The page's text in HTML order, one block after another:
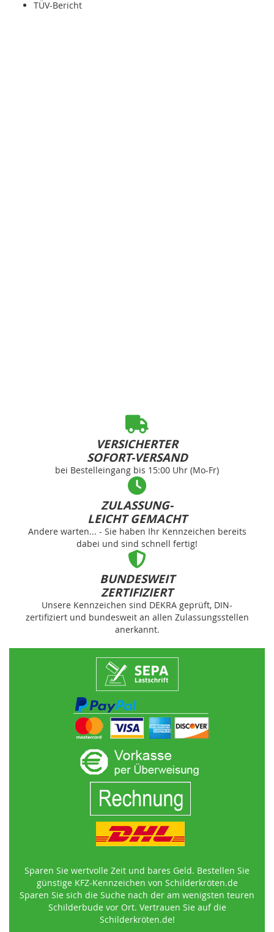
TÜV-Bericht
VERSICHERTER
SOFORT-VERSAND
bei Bestelleingang bis 15:00 Uhr (Mo-Fr)
ZULASSUNG-
LEICHT GEMACHT
Andere warten... - Sie haben Ihr Kennzeichen bereits
dabei und sind schnell fertig!
BUNDESWEIT
ZERTIFIZIERT
Unsere Kennzeichen sind DEKRA geprüft, DIN-
zertifiziert und bundesweit an allen Zulassungsstellen
anerkannt.
Sparen Sie wertvolle Zeit und bares Geld. Bestellen Sie
günstige KFZ-Kennzeichen von Schilderkröten.de
Sparen Sie sich die Suche nach der am wenigsten teuren
Schilderbude vor Ort. Vertrauen Sie auf die
Schilderkröten.de!